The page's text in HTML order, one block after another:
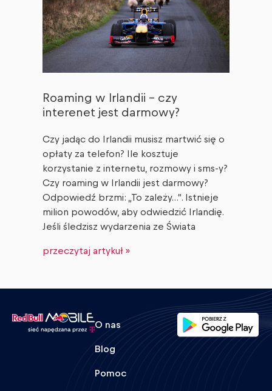
Roaming w Irlandii – czy
interenet jest darmowy?
Czy jadąc do Irlandii musisz martwić się o
opłaty za telefon? Ile kosztuje
korzystanie z internetu, rozmowy i sms-y?
Czy roaming w Irlandii jest darmowy?
Odpowiedź brzmi: „To zależy…”. Istnieje
milion powodów, aby odwiedzić Irlandię.
Jeśli śledzisz wydarzenia ze Świata
przeczytaj artykuł »
O nas
Blog
Pomoc